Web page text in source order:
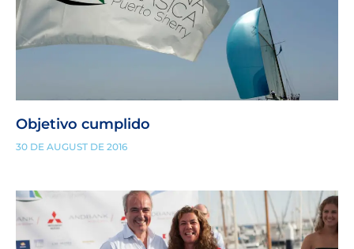
Objetivo cumplido
30 DE AUGUST DE 2016